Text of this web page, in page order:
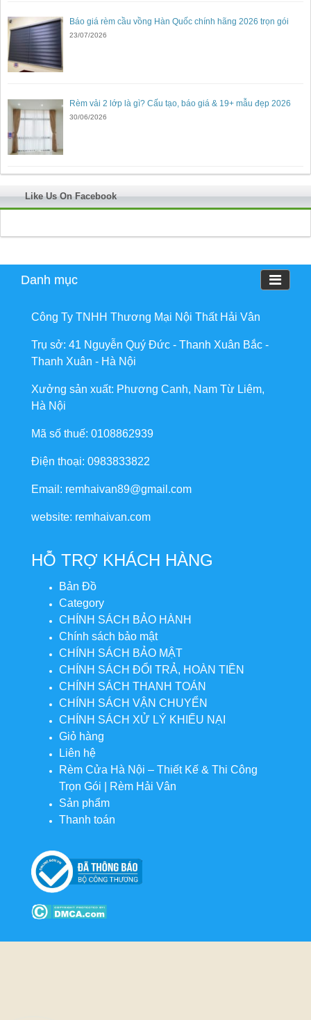
Báo giá rèm cầu vồng Hàn Quốc chính hãng 2026 trọn gói
23/07/2026
Rèm vải 2 lớp là gì? Cấu tạo, báo giá & 19+ mẫu đẹp 2026
30/06/2026
Like Us On Facebook
Danh mục
Công Ty TNHH Thương Mại Nội Thất Hải Vân
Trụ sở: 41 Nguyễn Quý Đức - Thanh Xuân Bắc -
Thanh Xuân - Hà Nội
Xưởng sản xuất: Phương Canh, Nam Từ Liêm,
Hà Nội
Mã số thuế: 0108862939
Điện thoại: 0983833822
Email: remhaivan89@gmail.com
website: remhaivan.com
HỖ TRỢ KHÁCH HÀNG
Bản Đồ
Category
CHÍNH SÁCH BẢO HÀNH
Chính sách bảo mật
CHÍNH SÁCH BẢO MẬT
CHÍNH SÁCH ĐỔI TRẢ, HOÀN TIỀN
CHÍNH SÁCH THANH TOÁN
CHÍNH SÁCH VẬN CHUYỂN
CHÍNH SÁCH XỬ LÝ KHIẾU NẠI
Giỏ hàng
Liên hệ
Rèm Cửa Hà Nội – Thiết Kế & Thi Công
Trọn Gói | Rèm Hải Vân
Sản phẩm
Thanh toán